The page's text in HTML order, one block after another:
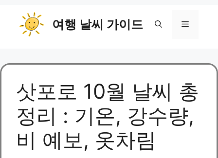
너
여행 날씨 가이드 메
삿포로 10월 날씨 총
정리 : 기온, 강수량,
비 예보, 옷차림